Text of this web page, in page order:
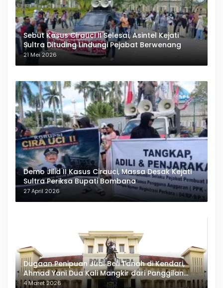
Sebut Kasus Cirauci II Selesai, Asintel Kejati
Sultra Dituding Lindungi Pejabat Berwenang
21 Mei 2026
Demo Jilid II Kasus Cirauci, Massa Desak Kejati
Sultra Periksa Bupati Bombana
27 April 2026
Dugaan Penipuan Jual Beli Tanah di Kendari,
Ahmad Yani Dua Kali Mangkir dari Panggilan
Polda Sultra
4 Maret 2026